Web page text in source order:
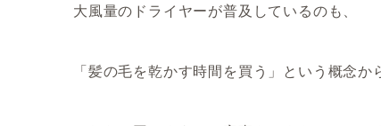
大風量のドライヤーが普及しているのも、
「髪の毛を乾かす時間を買う」という概念か